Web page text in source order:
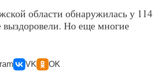
области обнаружилась у 114
выздоровели. Но еще многие
VK OK